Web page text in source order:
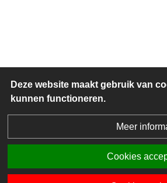
Deze website maakt gebruik van
kunnen functioneren.
Meer
Cookies